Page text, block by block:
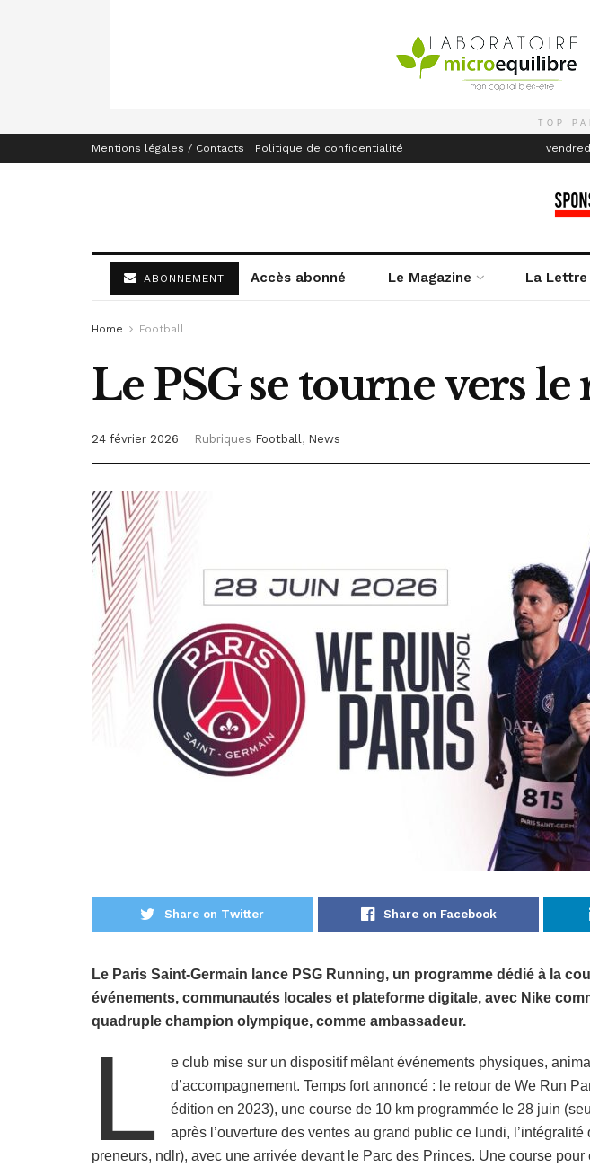
TOP
Mentions légales / Contacts Politique de confidentialité
ABONNEMENT Accès abonné Le Magazine La
Home Football
Le PSG se tourne vers
24 février 2026 Rubriques Football, News
Share on Twitter Share on Facebook
Le Paris Saint-Germain lance PSG Running, un programme dédié à la
événements, communautés locales et plateforme digitale, avec Nike
quadruple champion olympique, comme ambassadeur.
L
e club mise sur un dispositif mêlant événements physiques,
d’accompagnement. Temps fort annoncé : le retour de We Run
édition en 2023), une course de 10 km programmée le 28 juin
après l’ouverture des ventes au grand public ce lundi,
preneurs, ndlr), avec une arrivée devant le Parc des Princes. Une course pour